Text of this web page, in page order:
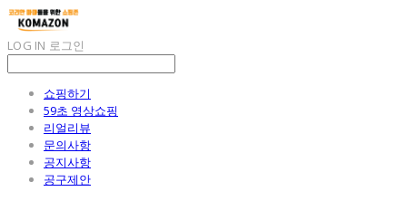
LOG IN 로그인
쇼핑하기
59초 영상쇼핑
리얼리뷰
문의사항
공지사항
공구제안